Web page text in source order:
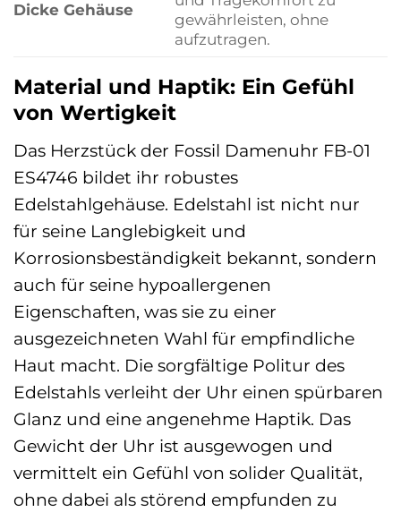
Dicke Gehäuse
gewährleisten, ohne
aufzutragen.
Material und Haptik: Ein Gefühl
von Wertigkeit
Das Herzstück der Fossil Damenuhr FB-01
ES4746 bildet ihr robustes
Edelstahlgehäuse. Edelstahl ist nicht nur
für seine Langlebigkeit und
Korrosionsbeständigkeit bekannt, sondern
auch für seine hypoallergenen
Eigenschaften, was sie zu einer
ausgezeichneten Wahl für empfindliche
Haut macht. Die sorgfältige Politur des
Edelstahls verleiht der Uhr einen spürbaren
Glanz und eine angenehme Haptik. Das
Gewicht der Uhr ist ausgewogen und
vermittelt ein Gefühl von solider Qualität,
ohne dabei als störend empfunden zu